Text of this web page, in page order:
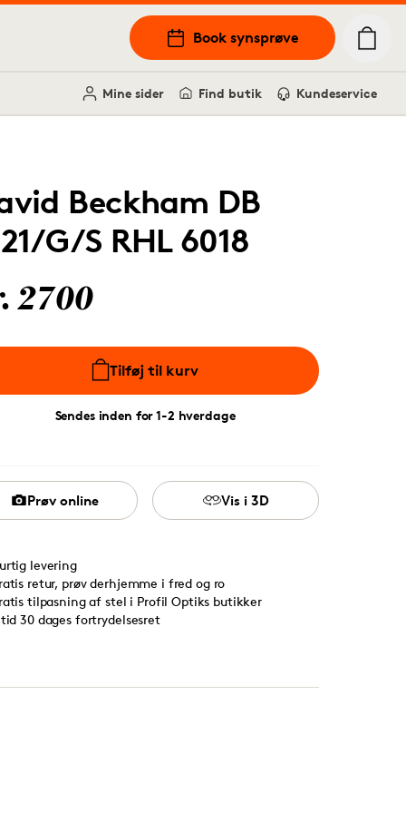
Book synsprøve
Mine sider Find butik Kundeservice
Beckham DB
G/S RHL 6018
2700
Tilføj til kurv
Sendes inden for 1-2 hverdage
Prøv online Vis i 3D
levering
retur, prøv derhjemme i fred og ro
tilpasning af stel i Profil Optiks butikker
30 dages fortrydelsesret